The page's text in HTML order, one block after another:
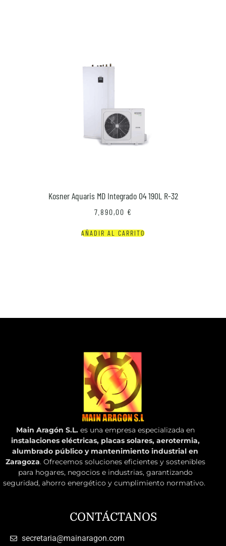
Kosner Aquaris MD Integrado 04 190L R-32
7.890,00 €
AÑADIR AL CARRITO
Main Aragón S.L.es una empresa especializada en
instalaciones eléctricas, placas solares, aerotermia,
alumbrado público y mantenimiento industrial en
Zaragoza. Ofrecemos soluciones eficientes y sostenibles
para hogares, negocios e industrias, garantizando
seguridad, ahorro energético y cumplimiento normativo.
CONTÁCTANOS
secretaria@mainaragon.com